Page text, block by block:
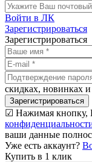
Войти в ЛК
Зарегистрироваться
Зарегистрироваться
скидках, новинках
Зарегистрироваться
☑ Нажимая кнопку,
ваши данные
Уже есть аккаунт?
Купить в 1 клик